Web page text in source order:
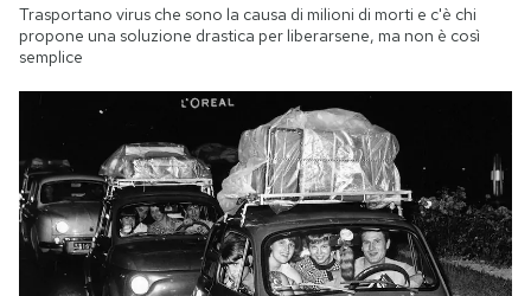
Trasportano virus che sono la causa di milioni di morti e c'è chi
propone una soluzione drastica per liberarsene, ma non è così
semplice